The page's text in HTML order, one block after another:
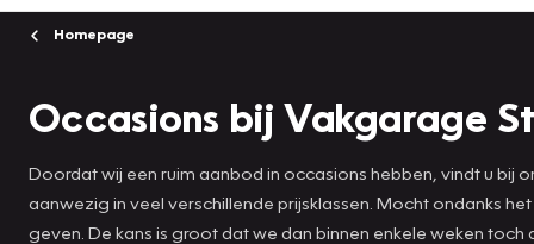
Homepage
Occasions bij Vakgarage
Doordat wij een ruim aanbod in occasions hebben, vindt u bij
aanwezig in veel verschillende prijsklassen. Mocht ondanks
geven. De kans is groot dat we dan binnen enkele weken